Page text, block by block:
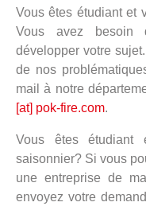
Vous êtes étudiant et
Vous avez besoin
développer votre
de nos
mail à notre
[at] pok-fire.com.
Vous êtes
saisonnier? Si vous
une entreprise de
envoyez votre